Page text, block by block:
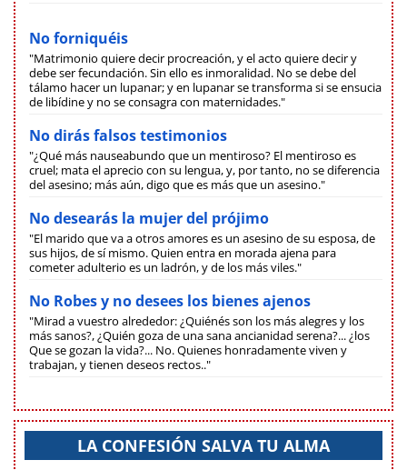
No forniquéis
"Matrimonio quiere decir procreación, y el acto quiere decir y
debe ser fecundación. Sin ello es inmoralidad. No se debe del
tálamo hacer un lupanar; y en lupanar se transforma si se ensucia
de libídine y no se consagra con maternidades."
No dirás falsos testimonios
"¿Qué más nauseabundo que un mentiroso? El mentiroso es
cruel; mata el aprecio con su lengua, y, por tanto, no se diferencia
del asesino; más aún, digo que es más que un asesino."
No desearás la mujer del prójimo
"El marido que va a otros amores es un asesino de su esposa, de
sus hijos, de sí mismo. Quien entra en morada ajena para
cometer adulterio es un ladrón, y de los más viles."
No Robes y no desees los bienes ajenos
"Mirad a vuestro alrededor: ¿Quiénés son los más alegres y los
más sanos?, ¿Quién goza de una sana ancianidad serena?... ¿los
Que se gozan la vida?... No. Quienes honradamente viven y
trabajan, y tienen deseos rectos.."
LA CONFESIÓN SALVA TU ALMA